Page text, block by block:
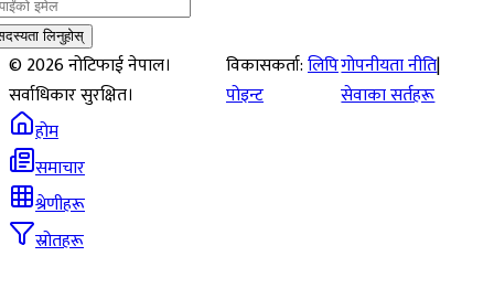
लिनुहोस्
©2026नोटिफाई नेपाल।
सर्वाधिकार सुरक्षित।
विकासकर्ता:लिपि
पोइन्ट
गोपनीयता नीति|
सेवाका सर्तहरू
होम
समाचार
श्रेणीहरू
स्रोतहरू